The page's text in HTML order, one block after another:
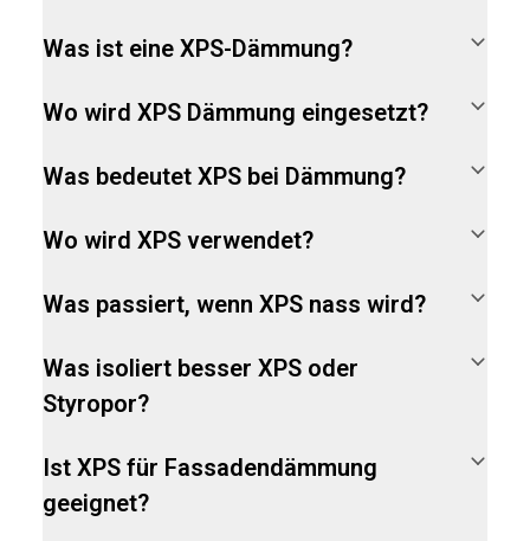
Was ist eine XPS-Dämmung?
Wo wird XPS Dämmung eingesetzt?
Was bedeutet XPS bei Dämmung?
Wo wird XPS verwendet?
Was passiert, wenn XPS nass wird?
Was isoliert besser XPS oder
Styropor?
Ist XPS für Fassadendämmung
geeignet?